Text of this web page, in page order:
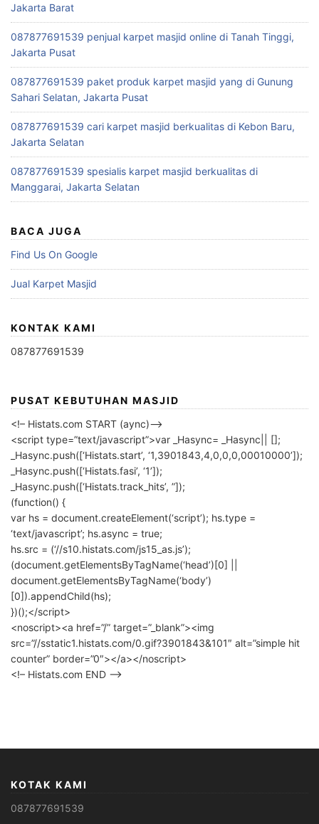
Jakarta Barat
087877691539 penjual karpet masjid online di Tanah Tinggi,
Jakarta Pusat
087877691539 paket produk karpet masjid yang di Gunung
Sahari Selatan, Jakarta Pusat
087877691539 cari karpet masjid berkualitas di Kebon Baru,
Jakarta Selatan
087877691539 spesialis karpet masjid berkualitas di
Manggarai, Jakarta Selatan
BACA JUGA
Find Us On Google
Jual Karpet Masjid
KONTAK KAMI
087877691539
PUSAT KEBUTUHAN MASJID
<!– Histats.com START (aync)–>
<script type=”text/javascript”>var _Hasync= _Hasync|| [];
_Hasync.push([‘Histats.start’, ‘1,3901843,4,0,0,0,00010000’]);
_Hasync.push([‘Histats.fasi’, ‘1’]);
_Hasync.push([‘Histats.track_hits’, ”]);
(function() {
var hs = document.createElement(‘script’); hs.type =
‘text/javascript’; hs.async = true;
hs.src = (‘//s10.histats.com/js15_as.js’);
(document.getElementsByTagName(‘head’)[0] ||
document.getElementsByTagName(‘body’)
[0]).appendChild(hs);
})();</script>
<noscript><a href=”/” target=”_blank”><img
src=”//sstatic1.histats.com/0.gif?3901843&101″ alt=”simple hit
counter” border=”0″></a></noscript>
<!– Histats.com END –>
KOTAK KAMI
087877691539